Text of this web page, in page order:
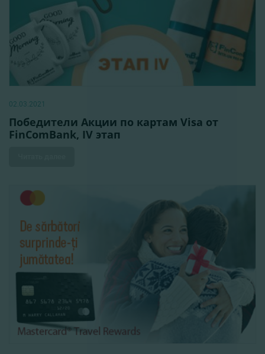
02.03.2021
Победители Акции по картам Visa от
FinComBank, IV этап